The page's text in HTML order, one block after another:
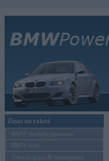
Ziņas un raksti
BMW modeļu jaunumi
BMW testi
Tehnoloģijas & sasniegumi